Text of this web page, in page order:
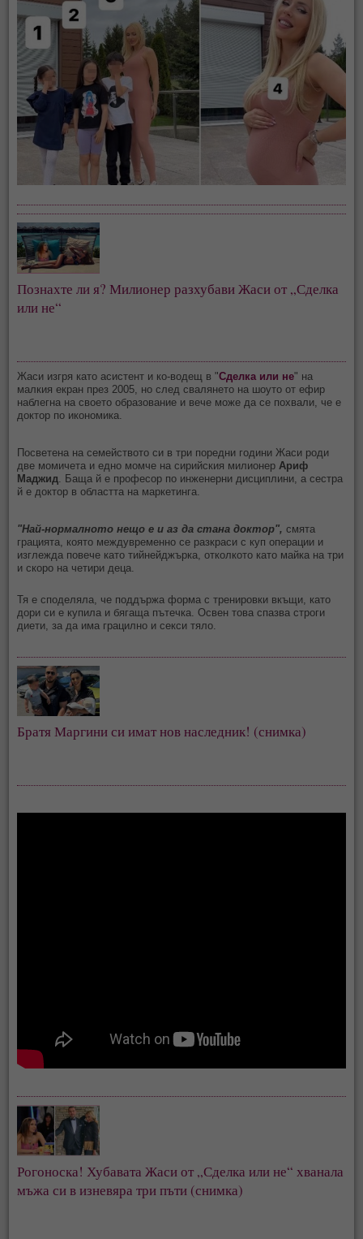
Познахте ли я? Милионер разхубави Жаси от „Сделка
или не“
Жаси изгря като асистент и ко-водещ в "Сделка или не" на
малкия екран през 2005, но след свалянето на шоуто от ефир
наблегна на своето образование и вече може да се похвали, че е
доктор по икономика.
Посветена на семейството си в три поредни години Жаси роди
две момичета и едно момче на сирийския милионер Ариф
Маджид . Баща й е професор по инженерни дисциплини, а сестра
й е доктор в областта на маркетинга.
"Най-нормалното нещо е и аз да стана доктор", смята
грацията, която междувременно се разкраси с куп операции и
изглежда повече като тийнейджърка, отколкото като майка на три
и скоро на четири деца.
Тя е споделяла, че поддържа форма с тренировки вкъщи, като
дори си е купила и бягаща пътечка. Освен това спазва строги
диети, за да има грацилно и секси тяло.
Братя Маргини си имат нов наследник! (снимка)
Рогоноска! Хубавата Жаси от „Сделка или не“ хванала
мъжа си в изневяра три пъти (снимка)